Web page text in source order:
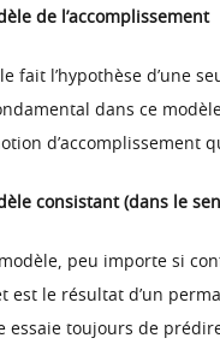
de l’accomplissement
fait l’hypothèse d’une
dans ce
consistant (dans le
peu importe si
est le résultat d’un
essaie toujours de